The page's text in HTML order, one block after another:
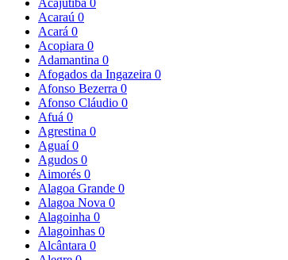
Acaraú 0
Acará 0
Acopiara 0
Adamantina 0
Afogados da Ingazeira 0
Afonso Bezerra 0
Afonso Cláudio 0
Afuá 0
Agrestina 0
Aguaí0
Agudos 0
Aimorés 0
Alagoa Grande 0
Alagoa Nova 0
Alagoinha 0
Alagoinhas 0
Alcântara 0